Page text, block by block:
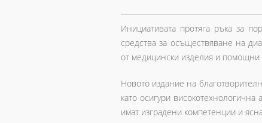
Инициативата протяга ръка за
средства за осъществяване на
от медицински изделия и помощни
Новото издание на
като осигури
имат изградени компетенции и